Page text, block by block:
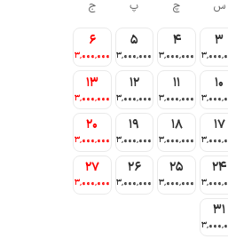
س چ پ ج
3
4
3٬000٬000
5
3٬000٬000
6
3٬000٬000
10
11
3٬000٬000
12
3٬000٬000
13
3٬000٬000
17
18
3٬000٬000
19
3٬000٬000
20
3٬000٬000
24
25
3٬000٬000
26
3٬000٬000
27
3٬000٬000
31